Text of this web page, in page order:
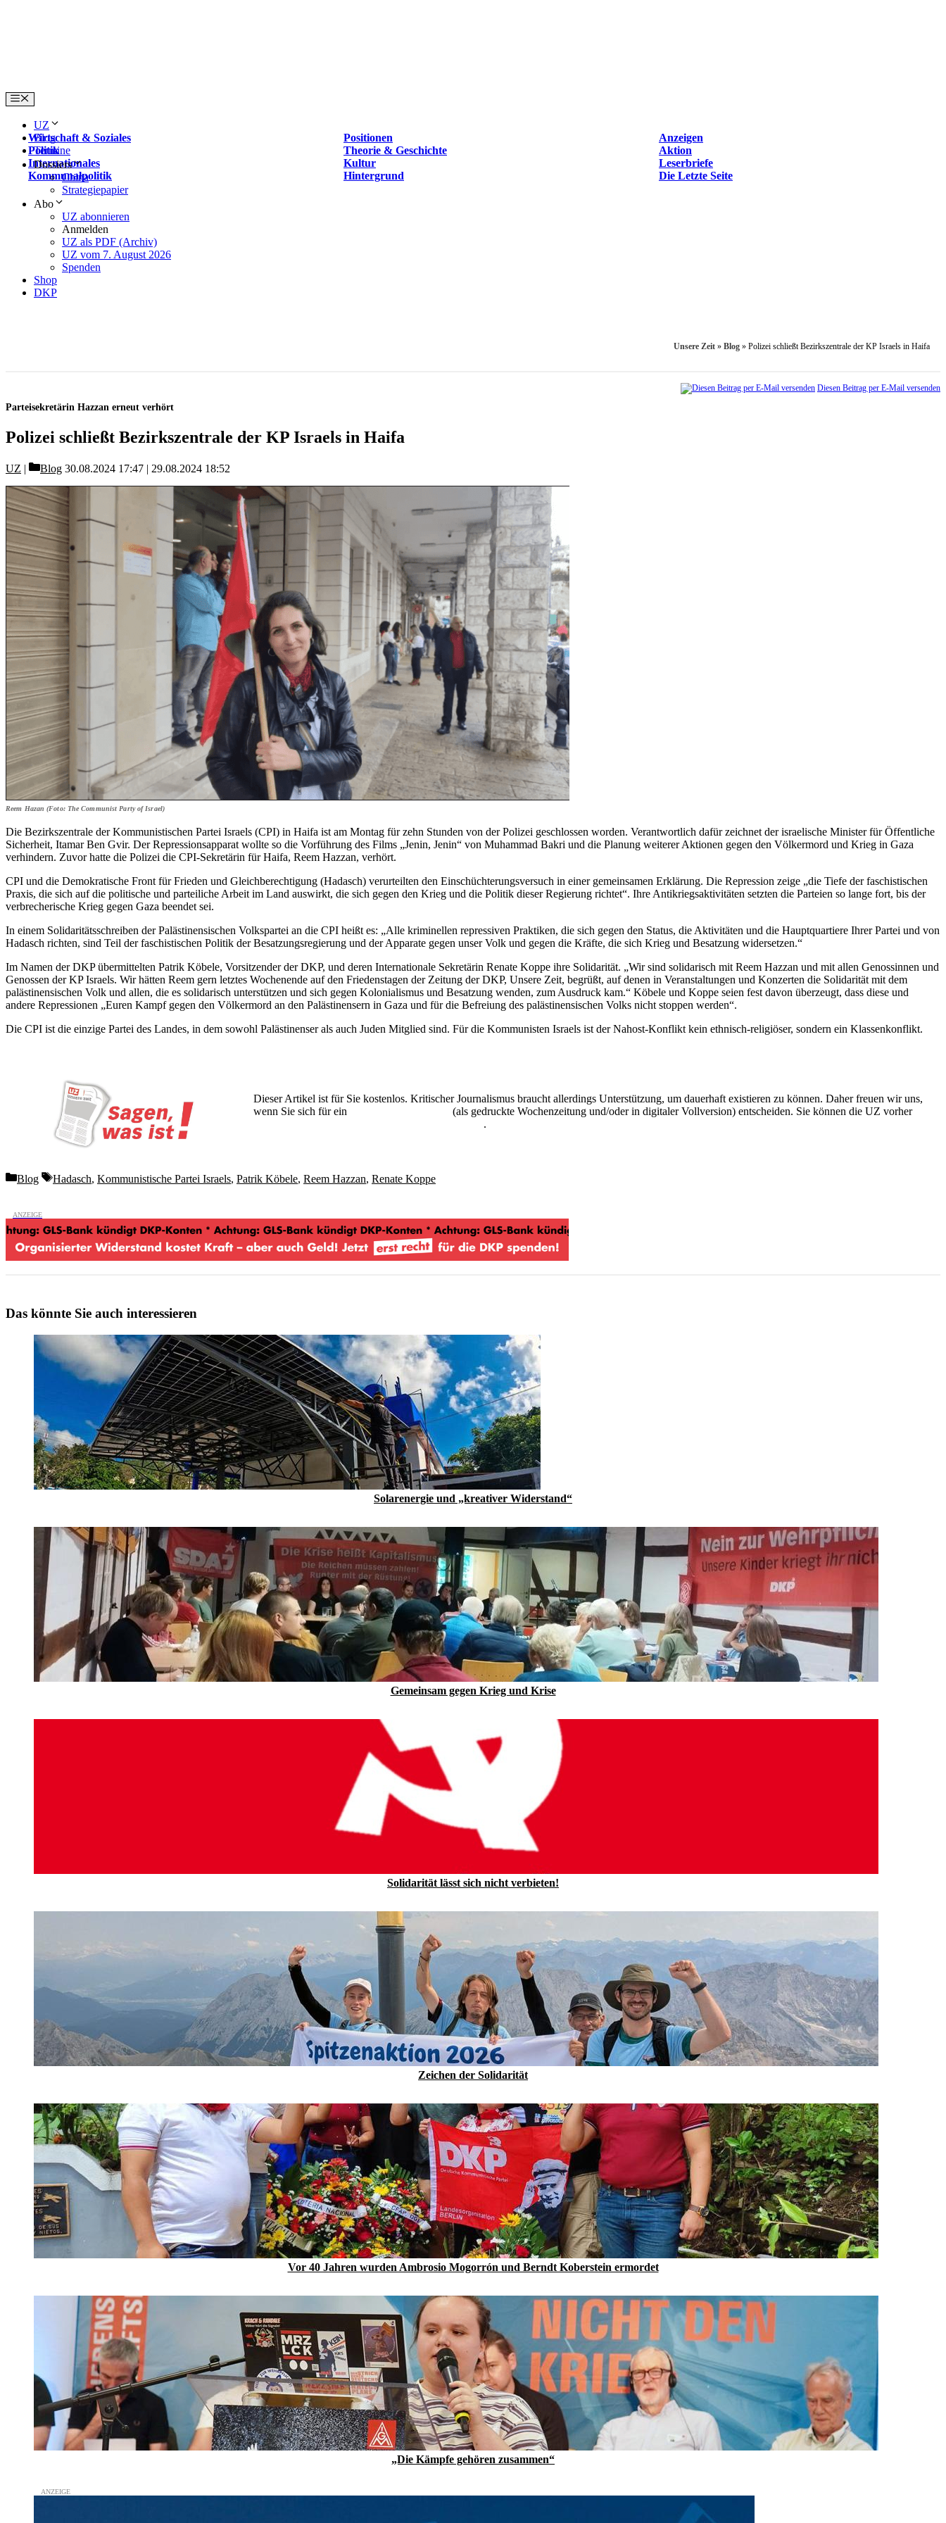
Menu
UZ
Wirtschaft & Soziales
Positionen
Anzeigen
Politik
Theorie & Geschichte
Aktion
Internationales
Kultur
Leserbriefe
Kommunalpolitik
Hintergrund Die Letzte Seite
Blog
Termine
Dossiers
China
Strategiepapier
Abo
UZ abonnieren
Anmelden
UZ als PDF (Archiv)
UZ vom 7. August 2026
Spenden
Shop
DKP
Unsere Zeit » Blog » Polizei schließt Bezirkszentrale der KP Israels in Haifa
Diesen Beitrag per E-Mail versenden
Parteisekretärin Hazzan erneut verhört
Polizei schließt Bezirkszentrale der KP Israels in Haifa
UZ Categories
Blog 30.08.2024 17:47 29.08.2024 18:52
Reem Hazan (Foto: The Communist Party of Israel)
Die Bezirkszentrale der Kommunistischen Partei Israels (CPI) in Haifa ist am Montag für zehn Stunden von der Polizei geschlossen worden. Verantwortlich dafür zeichnet der israelische Minister für Öffentliche
Sicherheit, Itamar Ben Gvir. Der Repressionsapparat wollte so die Vorführung des Films „Jenin, Jenin“ von Muhammad Bakri und die Planung weiterer Aktionen gegen den Völkermord und Krieg in Gaza
verhindern. Zuvor hatte die Polizei die CPI-Sekretärin für Haifa, Reem Hazzan, verhört.
CPI und die Demokratische Front für Frieden und Gleichberechtigung (Hadasch) verurteilten den Einschüchterungsversuch in einer gemeinsamen Erklärung. Die Repression zeige „die Tiefe der faschistischen
Praxis, die sich auf die politische und parteiliche Arbeit im Land auswirkt, die sich gegen den Krieg und die Politik dieser Regierung richtet“. Ihre Antikriegsaktivitäten setzten die Parteien so lange fort, bis der
verbrecherische Krieg gegen Gaza beendet sei.
In einem Solidaritätsschreiben der Palästinensischen Volkspartei an die CPI heißt es: „Alle kriminellen repressiven Praktiken, die sich gegen den Status, die Aktivitäten und die Hauptquartiere Ihrer Partei und von
Hadasch richten, sind Teil der faschistischen Politik der Besatzungsregierung und der Apparate gegen unser Volk und gegen die Kräfte, die sich Krieg und Besatzung widersetzen.“
Im Namen der DKP übermittelten Patrik Köbele, Vorsitzender der DKP, und deren Internationale Sekretärin Renate Koppe ihre Solidarität. „Wir sind solidarisch mit Reem Hazzan und mit allen Genossinnen und
Genossen der KP Israels. Wir hätten Reem gern letztes Wochenende auf den Friedenstagen der Zeitung der DKP, Unsere Zeit, begrüßt, auf denen in Veranstaltungen und Konzerten die Solidarität mit dem
palästinensischen Volk und allen, die es solidarisch unterstützen und sich gegen Kolonialismus und Besatzung wenden, zum Ausdruck kam.“ Köbele und Koppe seien fest davon überzeugt, dass diese und
andere Repressionen „Euren Kampf gegen den Völkermord an den Palästinensern in Gaza und für die Befreiung des palästinensischen Volks nicht stoppen werden“.
Die CPI ist die einzige Partei des Landes, in dem sowohl Palästinenser als auch Juden Mitglied sind. Für die Kommunisten Israels ist der Nahost-Konflikt kein ethnisch-religiöser, sondern ein Klassenkonflikt.
Dieser Artikel ist für Sie kostenlos. Kritischer Journalismus braucht allerdings Unterstützung, um dauerhaft existieren zu können. Daher freuen wir uns,
wenn Sie sich für ein
(als gedruckte Wochenzeitung und/oder in digitaler Vollversion) entscheiden. Sie können die UZ vorher
.
Categories
Blog Tags
Hadasch, Kommunistische Partei Israels, Patrik Köbele, Reem Hazzan, Renate Koppe
Das könnte Sie auch interessieren
Solarenergie und „kreativer Widerstand“
Gemeinsam gegen Krieg und Krise
Solidarität lässt sich nicht verbieten!
Zeichen der Solidarität
Vor 40 Jahren wurden Ambrosio Mogorrón und Berndt Koberstein ermordet
„Die Kämpfe gehören zusammen“